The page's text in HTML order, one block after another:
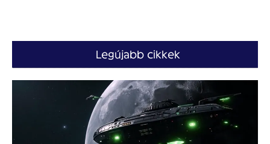
Legújabb cikkek